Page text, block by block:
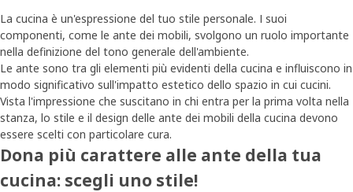
La cucina è un'espressione del tuo stile personale. I suoi
componenti, come le ante dei mobili, svolgono un ruolo importante
nella definizione del tono generale dell'ambiente.
Le ante sono tra gli elementi più evidenti della cucina e influiscono in
modo significativo sull'impatto estetico dello spazio in cui cucini.
Vista l'impressione che suscitano in chi entra per la prima volta nella
stanza, lo stile e il design delle ante dei mobili della cucina devono
essere scelti con particolare cura.
Dona più carattere alle ante della tua
cucina: scegli uno stile!